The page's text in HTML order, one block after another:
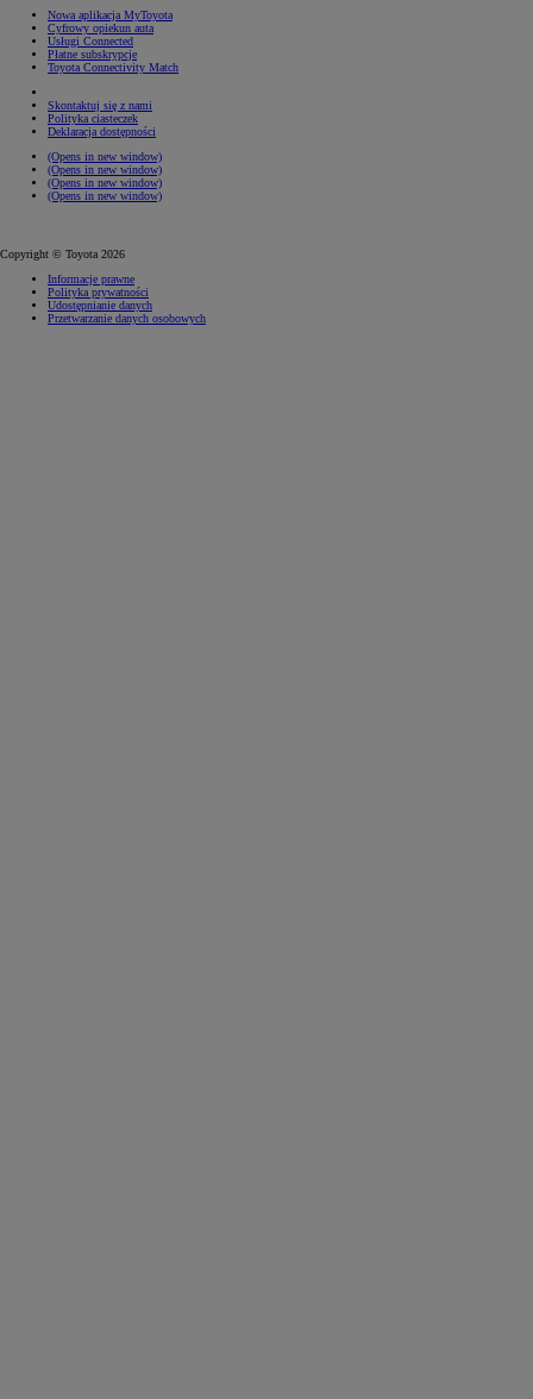
Nowa aplikacja MyToyota
Cyfrowy opiekun auta
Usługi Connected
Płatne subskrypcje
Toyota Connectivity Match
Skontaktuj się z nami
Polityka ciasteczek
Deklaracja dostępności
(Opens in new window)
(Opens in new window)
(Opens in new window)
(Opens in new window)
Copyright © Toyota 2026
Informacje prawne
Polityka prywatności
Udostępnianie danych
Przetwarzanie danych osobowych